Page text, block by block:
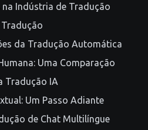
Indústria de Tradução
da Tradução Automática
Uma Comparação
Tradução IA
Um Passo Adiante
de Chat Multilíngue